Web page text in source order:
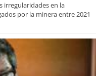
irregularidades en la
por la minera entre 2021